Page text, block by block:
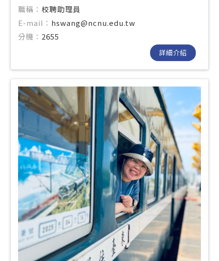
職稱：校聘助理員
E-mail： hswang@ncnu.edu.tw
分機： 2655
詳細介紹